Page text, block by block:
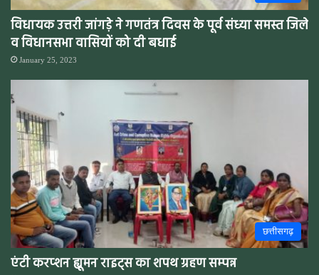
विधायक उत्तरी जांगड़े ने गणतंत्र दिवस के पूर्व संध्या समस्त जिले
व विधानसभा वासियों को दी बधाई
January 25, 2023
छत्तीसगढ़
एंटी करप्शन ह्यूमन राइट्स का शपथ ग्रहण सम्पन्न